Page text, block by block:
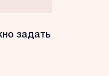
задать